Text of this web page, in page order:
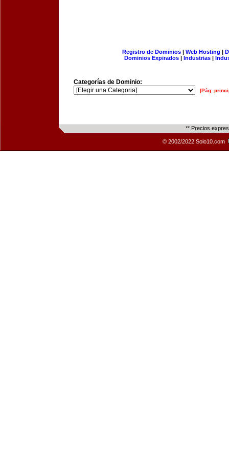
Registro de Dominios| Web Hosting |
Dominios Expirados | Industrias |
Categorías de Dominio:
[Pág.
** Precios
© 2002/2022 Solo10.com